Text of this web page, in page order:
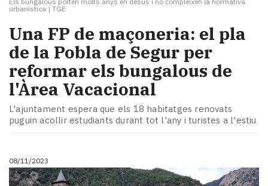
urbanística | TGE
Una FP de maçoneria: el pla
de la Pobla de Segur per
reformar els bungalous de
l'Àrea Vacacional
L'ajuntament espera que els 18 habitatges renovats
puguin acollir estudiants durant tot l'any i turistes a l'estiu
08/11/2023